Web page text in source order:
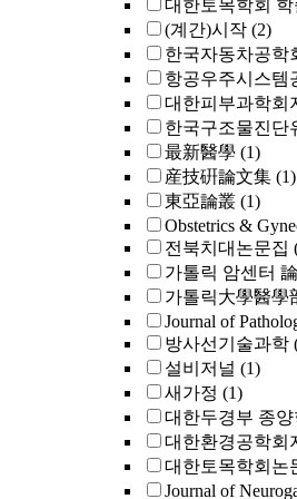
대한토목학회 학
(계간)시작 (2)
한국자동차공학
항공우주시스템
대한피부과학회
한국구조물진단
最新醫學 (1)
産技硏論文集 (1)
東亞論叢 (1)
Obstetrics &
전북치대논문집
가톨릭 암센터
가톨릭大學醫學
Journal of
방사선기술과학
설비저널 (1)
새가정 (1)
대한두경부 종양
대한환경공학회
대한토목학회논
Journal of